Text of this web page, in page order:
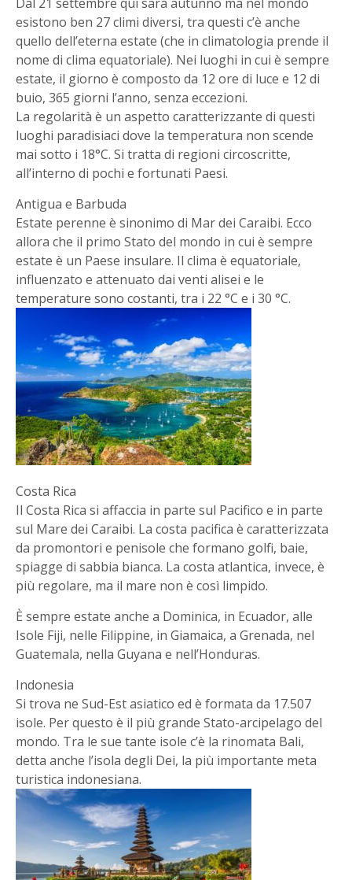
esistono ben 27 climi diversi, tra questi c’è anche
quello dell’eterna estate (che in climatologia prende il
nome di clima equatoriale). Nei luoghi in cui è sempre
estate, il giorno è composto da 12 ore di luce e 12 di
buio, 365 giorni l’anno, senza eccezioni.
La regolarità è un aspetto caratterizzante di questi
luoghi paradisiaci dove la temperatura non scende
mai sotto i 18°C. Si tratta di regioni circoscritte,
all’interno di pochi e fortunati Paesi.
Antigua e Barbuda
Estate perenne è sinonimo di Mar dei Caraibi. Ecco
allora che il primo Stato del mondo in cui è sempre
estate è un Paese insulare. Il clima è equatoriale,
influenzato e attenuato dai venti alisei e le
temperature sono costanti, tra i 22 °C e i 30 °C.
Costa Rica
Il Costa Rica si affaccia in parte sul Pacifico e in parte
sul Mare dei Caraibi. La costa pacifica è caratterizzata
da promontori e penisole che formano golfi, baie,
spiagge di sabbia bianca. La costa atlantica, invece, è
più regolare, ma il mare non è così limpido.
È sempre estate anche a Dominica, in Ecuador, alle
Isole Fiji, nelle Filippine, in Giamaica, a Grenada, nel
Guatemala, nella Guyana e nell’Honduras.
Indonesia
Si trova ne Sud-Est asiatico ed è formata da 17.507
isole. Per questo è il più grande Stato-arcipelago del
mondo. Tra le sue tante isole c’è la rinomata Bali,
detta anche l’isola degli Dei, la più importante meta
turistica indonesiana.